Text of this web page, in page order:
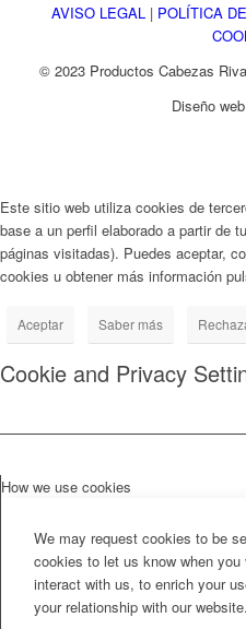
AVISO LEGAL | POLÍTICA
© 2023 Productos Cabezas
Diseño web
Este sitio web utiliza cookies de
base a un perfil elaborado a partir de
páginas visitadas). Puedes aceptar,
cookies u obtener más información
Aceptar Saber más
Cookie and Privacy
How we use cookies
We may request cookies to be
cookies to let us know when
interact with us, to enrich your
your relationship with our website.